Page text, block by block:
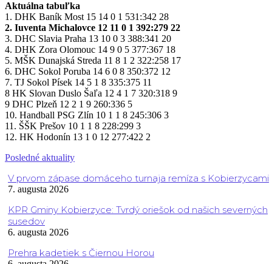
Aktuálna tabuľka
1. DHK Baník Most 15 14 0 1 531:342 28
2. Iuventa Michalovce 12 11 0 1 392:279 22
3. DHC Slavia Praha 13 10 0 3 388:341 20
4. DHK Zora Olomouc 14 9 0 5 377:367 18
5. MŠK Dunajská Streda 11 8 1 2 322:258 17
6. DHC Sokol Poruba 14 6 0 8 350:372 12
7. TJ Sokol Písek 14 5 1 8 335:375 11
8 HK Slovan Duslo Šaľa 12 4 1 7 320:318 9
9 DHC Plzeň 12 2 1 9 260:336 5
10. Handball PSG Zlín 10 1 1 8 245:306 3
11. ŠŠK Prešov 10 1 1 8 228:299 3
12. HK Hodonín 13 1 0 12 277:422 2
Posledné aktuality
V prvom zápase domáceho turnaja remíza s Kobierzycami
7. augusta 2026
KPR Gminy Kobierzyce: Tvrdý oriešok od našich severných
susedov
6. augusta 2026
Prehra kadetiek s Čiernou Horou